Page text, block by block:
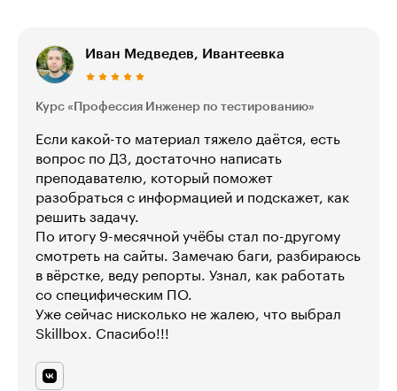
Иван Медведев, Ивантеевка
Курс «Профессия Инженер по тестированию»
Если какой-то материал тяжело даётся, есть
вопрос по ДЗ, достаточно написать
преподавателю, который поможет
разобраться с информацией и подскажет, как
решить задачу.
По итогу 9-месячной учёбы стал по-другому
смотреть на сайты. Замечаю баги, разбираюсь
в вёрстке, веду репорты. Узнал, как работать
со специфическим ПО.
Уже сейчас нисколько не жалею, что выбрал
Skillbox. Спасибо!!!